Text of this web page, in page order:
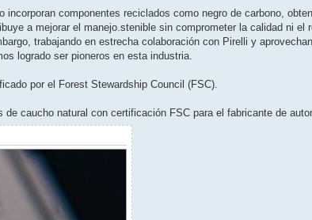
componentes reciclados como negro de carbono,
a mejorar el manejo.stenible sin comprometer la calidad ni el
trabajando en estrecha colaboración con Pirelli y
logrado ser pioneros en esta industria.
por el Forest Stewardship Council (FSC).
caucho natural con certificación FSC para el fabricante de